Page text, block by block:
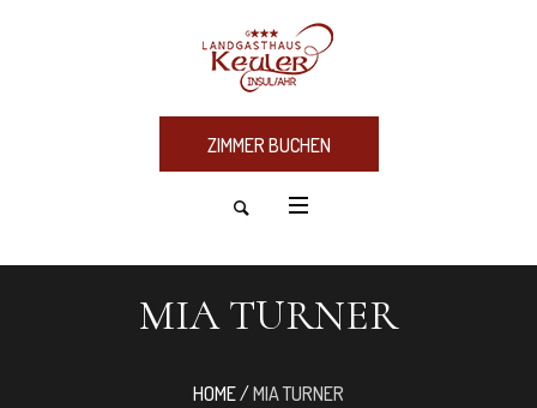
ZIMMER BUCHEN
MIA TURNER
HOME/MIA TURNER